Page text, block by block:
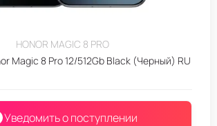
HONOR MAGIC 8 PRO
Magic 8 Pro 12/512Gb Black (Черный) RU
Уведомить о поступлении